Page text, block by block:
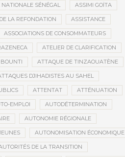
SÉNÉGAL ASSIMI GOÏTA
LA REFONDATION ASSISTANCE
ASSOCIATIONS DE CONSOMMATEURS
ATELIER DE CLARIFICATION
ATTAQUE DE TINZAOUATÈNE
DJIHADISTES AU SAHEL
ATTENTAT ATTÉNUATION
EMPLOI AUTODÉTERMINATION
AUTONOMIE RÉGIONALE
AUTONOMISATION ÉCONOMIQUE
DE LA TRANSITION